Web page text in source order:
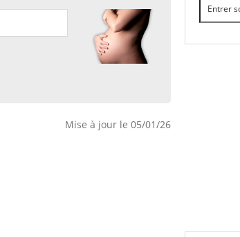
Mise à jour le 05/01/26